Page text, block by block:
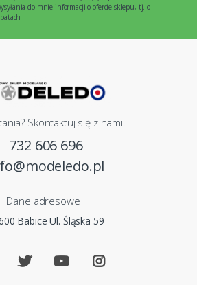
do mnie informacji o ofercie sklepu, tj. o
Skontaktuj się z nami!
732 606 696
Dane adresowe
Babice Ul. Śląska 59